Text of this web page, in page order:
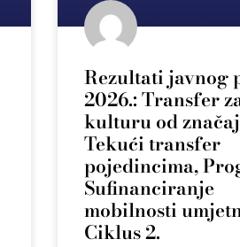
Rezultati javnog
2026.: Transfer
kulturu od
Tekući transfer
pojedincima,
Sufinanciranje
mobilnosti
Ciklus 2.